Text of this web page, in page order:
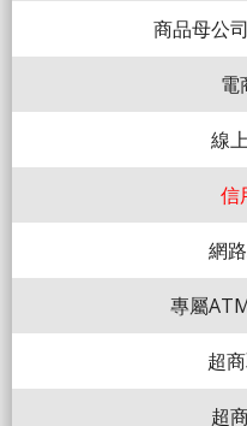
商品母公
電
線
信
網
專屬
超
超